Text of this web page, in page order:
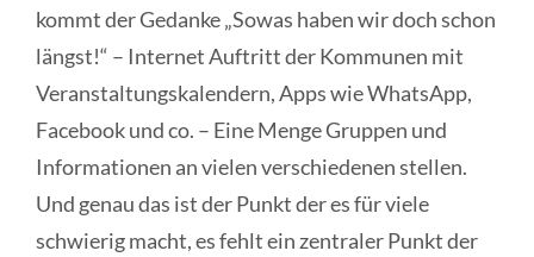
kommt der Gedanke „Sowas haben wir doch schon
längst!“ – Internet Auftritt der Kommunen mit
Veranstaltungskalendern, Apps wie WhatsApp,
Facebook und co. – Eine Menge Gruppen und
Informationen an vielen verschiedenen stellen.
Und genau das ist der Punkt der es für viele
schwierig macht, es fehlt ein zentraler Punkt der